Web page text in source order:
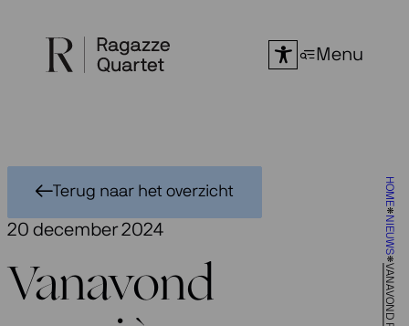
HOME
NIEUWS
Menu
20 december 2024
Terug naar het overzicht
Vanavond